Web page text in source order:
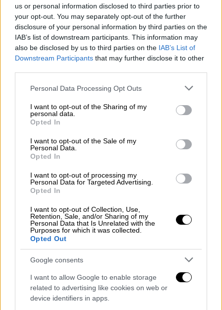
us or personal information disclosed to third parties prior to
your opt-out. You may separately opt-out of the further
disclosure of your personal information by third parties on the
IAB’s list of downstream participants. This information may
also be disclosed by us to third parties on the IAB’s List of
Downstream Participants that may further disclose it to other
Please note that this website/app uses one or more Google
not limited to your visit or usage behaviour. You may click to
grant or deny consent to Google and its third-party tags to
use your data for below specified purposes in below Google
consent section.
Personal Data Processing Opt Outs
I want to opt-out of the Sharing of my
personal data.
Opted In
I want to opt-out of the Sale of my
Personal Data.
Opted In
I want to opt-out of processing my
Personal Data for Targeted Advertising.
Opted In
I want to opt-out of Collection, Use,
Retention, Sale, and/or Sharing of my
Personal Data that Is Unrelated with the
Purposes for which it was collected.
Opted Out
Google consents
I want to allow Google to enable storage
related to advertising like cookies on web or
device identifiers in apps.
Ελλάδα|13.02.2026 14:23
«Χωματερή» η Θεσσαλονίκη μετά την
σουλειά από το πρωί της Παρασκευής και
λίγες ώρες αργότερα το κέντρο της πόλης